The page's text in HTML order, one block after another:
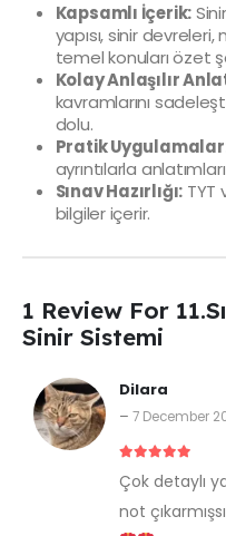
Kapsamlı İçerik:
yapısı, sinir
temel konuları özet
Kolay Anlaşılır
kavramlarını
dolu.
Pratik
ayrıntılarla
Sınav Hazırlığı: TYT
bilgiler içerir.
1 Review For
Sinir Sistemi
Dilara
– 7 December
Çok detaylı
not